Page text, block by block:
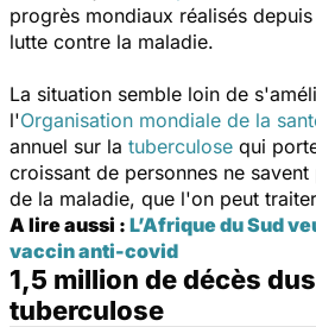
progrès mondiaux réalisés
lutte contre la maladie.
La situation semble loin de
l'Organisation mondiale de la
annuel sur la tuberculose qui
croissant de personnes ne
de la maladie, que l'on peut
A lire aussi : L’Afrique du Sud
vaccin anti-covid
1,5 million de décès
tuberculose